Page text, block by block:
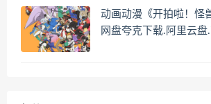
动画动漫《开拍啦！怪
网盘夸克下载.阿里云